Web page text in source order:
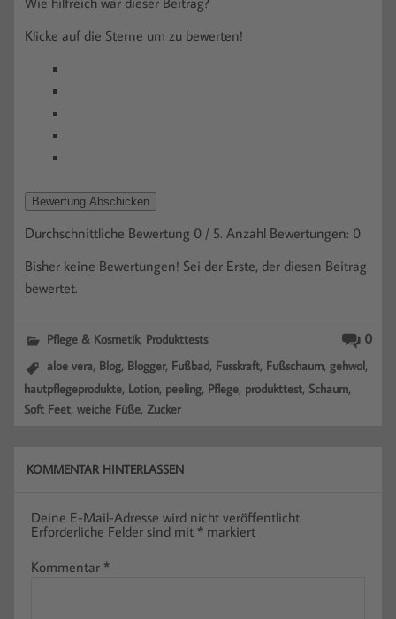
Klicke auf die Sterne um zu bewerten!
Bewertung Abschicken
Durchschnittliche Bewertung 0 / 5. Anzahl Bewertungen: 0
Bisher keine Bewertungen! Sei der Erste, der diesen Beitrag
bewertet.
0
Pflege & Kosmetik, Produkttests
aloe vera, Blog, Blogger, Fußbad, Fusskraft, Fußschaum,gehwol,
hautpflegeprodukte Lotion peeling Pflege produkttest Schaum
Soft Feet ,weiche Füße Zucker
KOMMENTAR HINTERLASSEN
Deine E-Mail-Adresse wird nicht veröffentlicht.
Erforderliche Felder sind mit * markiert
Kommentar *